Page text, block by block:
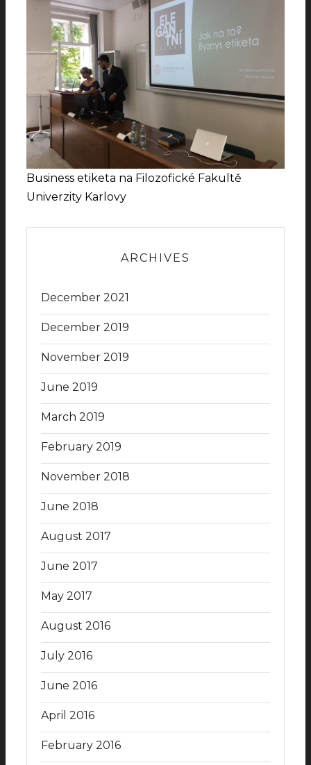
Business etiketa na Filozofické Fakultě
Univerzity Karlovy
ARCHIVES
December 2021
December 2019
November 2019
June 2019
March 2019
February 2019
November 2018
June 2018
August 2017
June 2017
May 2017
August 2016
July 2016
June 2016
April 2016
February 2016